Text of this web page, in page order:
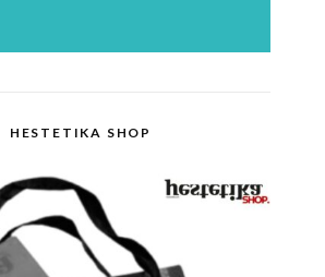
HESTETIKA SHOP